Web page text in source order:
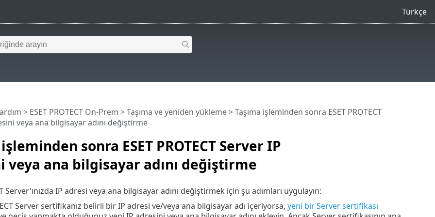
Türkçe
sonra ESET PROTECT Server IP
veya ana bilgisayar adını değiştirme
> ESET PROTECT On-Prem >Taşıma ve yeniden yükleme> Taşıma işleminden sonra ESET PROTECT
veya ana bilgisayar adını değiştirme
Server'ınızda IP adresi veya ana bilgisayar adını değiştirmek için şu adımları uygulayın:
Server sertifikanız belirli bir IP adresi ve/veya ana bilgisayar adı içeriyorsa, yeni bir Server sertifikası